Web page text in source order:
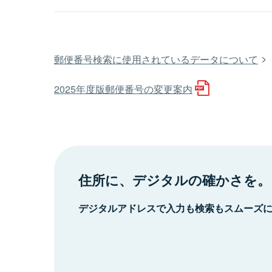
郵便番号検索に使用されているデータについて
2025年度版郵便番号の変更案内
住所に、デジタルの確かさを。
デジタルアドレスで入力も検索もスムーズ